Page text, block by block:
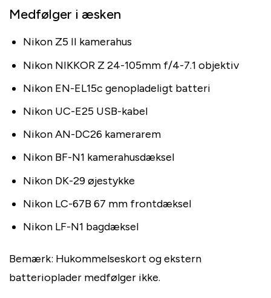
Medfølger i æsken
Nikon Z5 II kamerahus
Nikon NIKKOR Z 24-105mm f/4-7.1 objektiv
Nikon EN-EL15c genopladeligt batteri
Nikon UC-E25 USB-kabel
Nikon AN-DC26 kamerarem
Nikon BF-N1 kamerahusdæksel
Nikon DK-29 øjestykke
Nikon LC-67B 67 mm frontdæksel
Nikon LF-N1 bagdæksel
Bemærk: Hukommelseskort og ekstern
batterioplader medfølger ikke.